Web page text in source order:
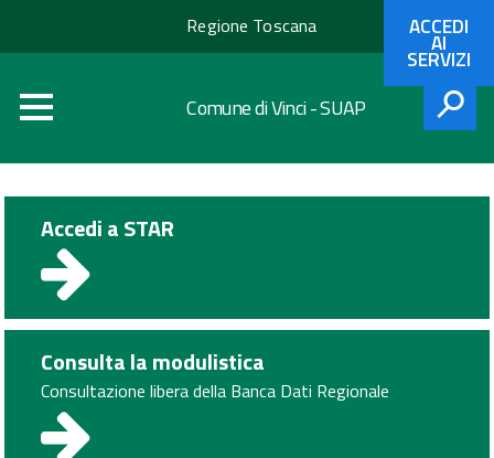
Regione Toscana ACCEDI
AI
SERVIZI
Comune di Vinci - SUAP
Accedi a STAR
Consulta la modulistica
Consultazione libera della Banca Dati Regionale